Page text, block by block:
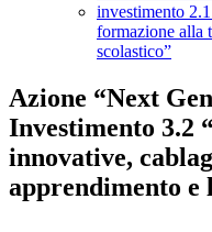
investimento
formazione alla
scolastico”
Azione “Next
Investimento 3.2
innovative,
apprendimento e